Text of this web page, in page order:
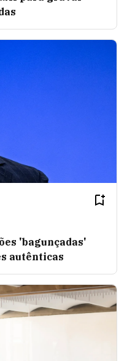
'bagunçadas'
autênticas